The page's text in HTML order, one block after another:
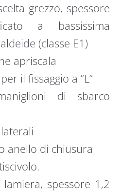
grezzo, spessore
a bassissima
(classe E1)
apriscala
il fissaggio a “L”
di sbarco
anello di chiusura
spessore 1,2